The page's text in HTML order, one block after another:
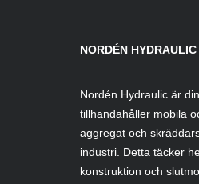
NORDÉN
Nordén Hydraulic är
tillhandahåller mobila
aggregat och
industri. Detta täcker
konstruktion och